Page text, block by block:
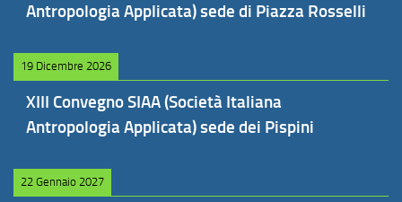
Antropologia Applicata) sede di Piazza Rosselli
19 Dicembre 2026
XIII Convegno SIAA (Società Italiana
Antropologia Applicata) sede dei Pispini
22 Gennaio 2027